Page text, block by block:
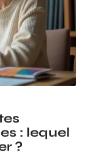
: lequel
?